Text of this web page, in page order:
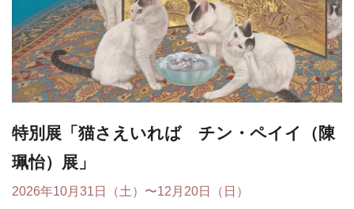
特別展「猫さえいれば チン・ペイイ（陳
珮怡）展」
2026年10月31日（土）〜12月20日（日）